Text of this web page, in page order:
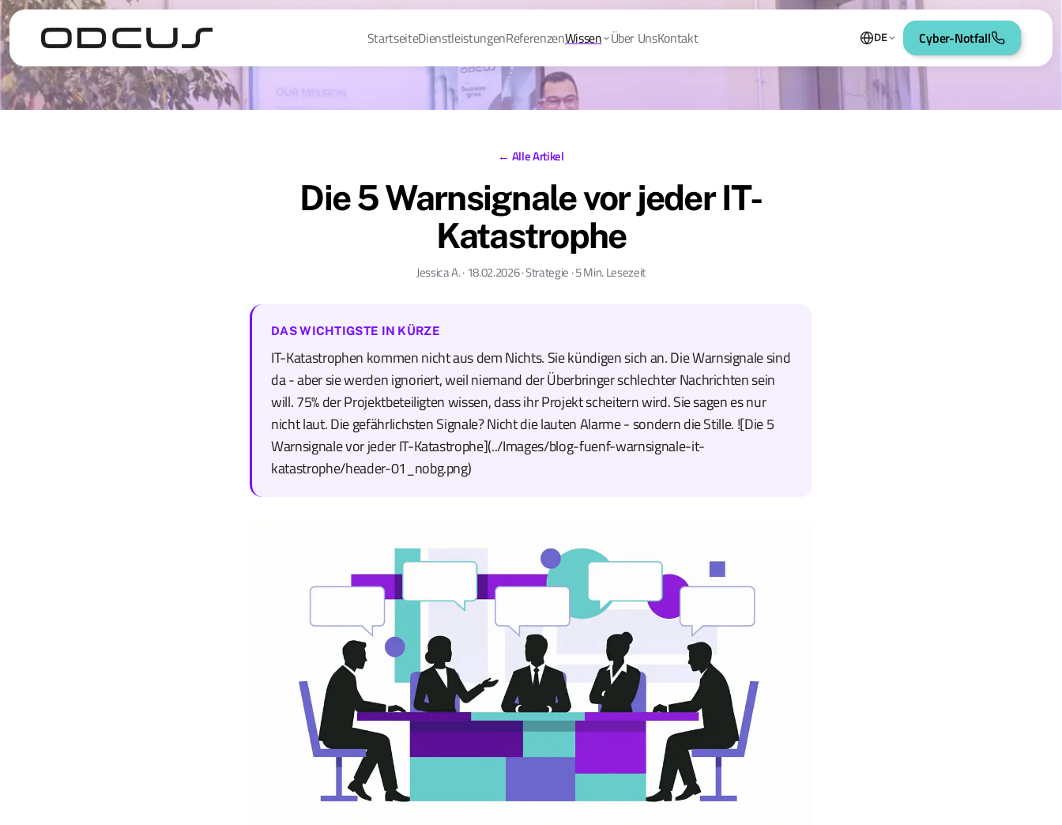
StartseiteDienstleistungenReferenzenWissen Über UnsKontakt DE Cyber-Notfall
← Alle Artikel
Die 5 Warnsignale vor jeder IT-
Katastrophe
Jessica A. · 18.02.2026 · Strategie · 5 Min. Lesezeit
DAS WICHTIGSTE IN KÜRZE
IT-Katastrophen kommen nicht aus dem Nichts. Sie kündigen sich an. Die Warnsignale sind
da - aber sie werden ignoriert, weil niemand der Überbringer schlechter Nachrichten sein
will. 75% der Projektbeteiligten wissen, dass ihr Projekt scheitern wird. Sie sagen es nur
nicht laut. Die gefährlichsten Signale? Nicht die lauten Alarme - sondern die Stille. ![Die 5
Warnsignale vor jeder IT-Katastrophe](../Images/blog-fuenf-warnsignale-it-
katastrophe/header-01_nobg.png)